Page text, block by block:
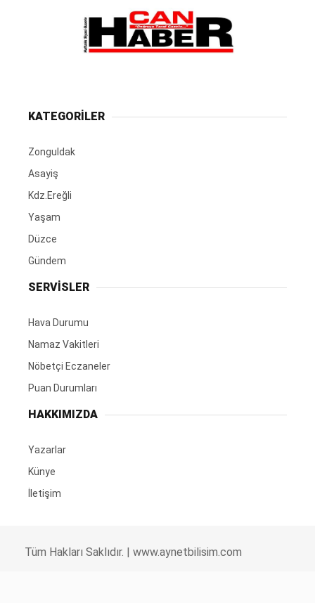
KATEGORİLER
Zonguldak
Asayiş
Kdz.Ereğli
Yaşam
Düzce
Gündem
SERVİSLER
Hava Durumu
Namaz Vakitleri
Nöbetçi Eczaneler
Puan Durumları
HAKKIMIZDA
Yazarlar
Künye
İletişim
Tüm Hakları Saklıdır. | www.aynetbilisim.com